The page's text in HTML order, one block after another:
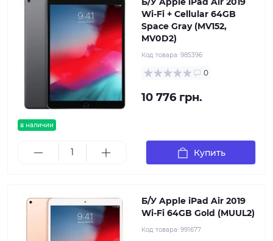
в наличии
Wi-Fi + Cellular 64GB
Space Gray (MV152,
MV0D2)
Код товара: 985396
0
10 776 грн.
Купить
Б/У Apple iPad Air 2019
Wi-Fi 64GB Gold (MUUL2)
Код товара: 991677